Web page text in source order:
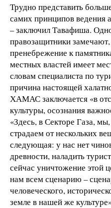
Трудно представить
самих принципов ведения
–заключил Тавафиша.
правозащитники
пренебрежение к
местных властей имеет
словам специалиста по
причина настоящей
ХАМАС заключается «в
культуры, осознания
«Здесь, в Секторе Газа,
страдаем от нескольких
следующая: у нас нет
древности, наладить
сейчас уничтожение этой
нам всем сценарию –
человеческого,
земле в нашей же